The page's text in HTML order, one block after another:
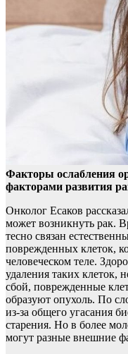
Факторы ослабления
факторами развития
Онколог Есаков
может возникнуть рак.
тесно связан
поврежденных клеток,
человеческом теле.
удаления таких клеток,
сбой, поврежденные
образуют опухоль. По
из-за общего угасания
старения. Но в более
могут разные внешние